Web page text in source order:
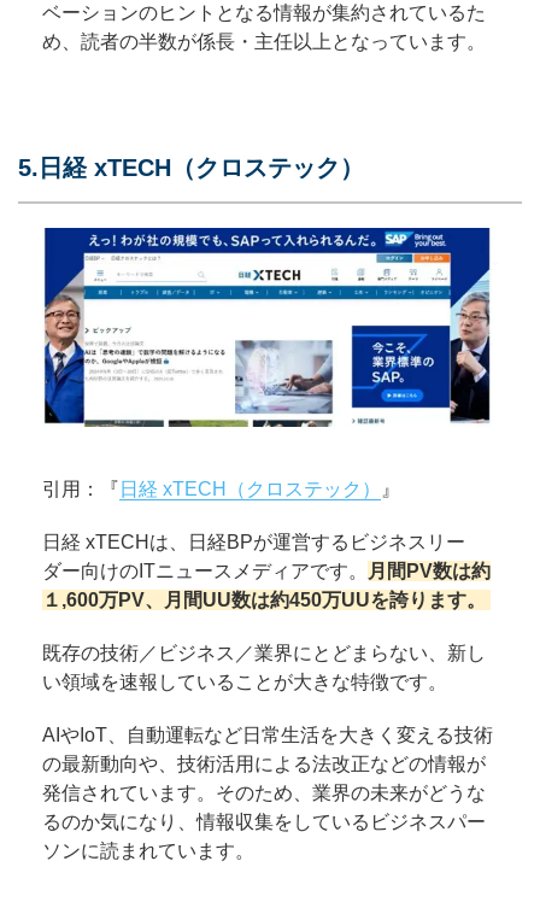
ベーションのヒントとなる情報が集約されているた
め、読者の半数が係長・主任以上となっています。
5.日経 xTECH（クロステック）
引用：『 日経 xTECH（クロステック） 』
日経 xTECHは、日経BPが運営するビジネスリー
ダー向けのITニュースメディアです。
月間PV数は約
１,600万PV、月間UU数は約450万UUを誇ります。
既存の技術／ビジネス／業界にとどまらない、新し
い領域を速報していることが大きな特徴です。
AIやIoT、自動運転など日常生活を大きく変える技術
の最新動向や、技術活用による法改正などの情報が
発信されています。そのため、業界の未来がどうな
るのか気になり、情報収集をしているビジネスパー
ソンに読まれています。